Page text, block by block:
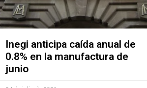
Inegi anticipa caída anual de
0.8% en la manufactura de
junio